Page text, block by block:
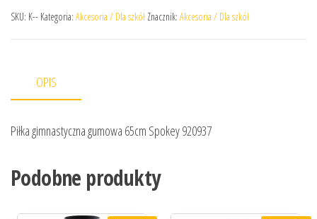
SKU: K-- Kategoria: Akcesoria / Dla szkół Znacznik: Akcesoria / Dla szkół
OPIS
Piłka gimnastyczna gumowa 65cm Spokey 920937
Podobne produkty